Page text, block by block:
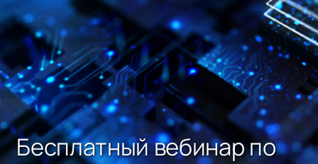
Бесплатный вебинар по